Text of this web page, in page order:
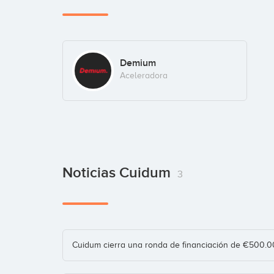
Demium
Aceleradora
Noticias Cuidum 3
Cuidum cierra una ronda de financiación de